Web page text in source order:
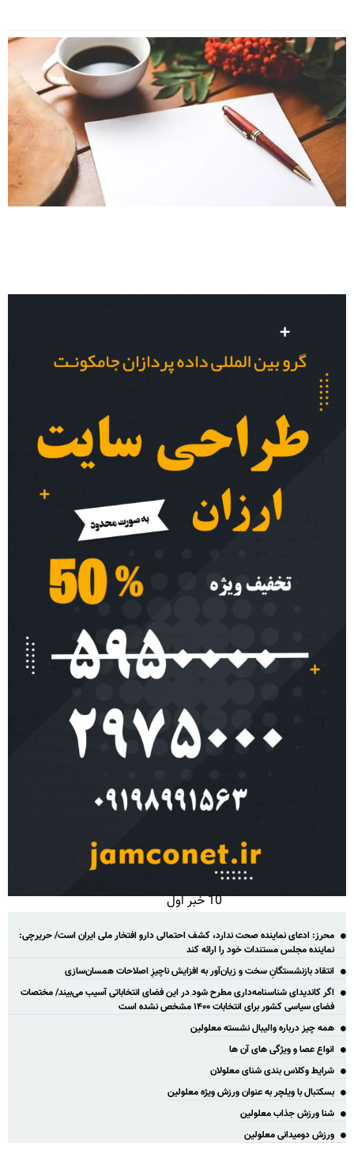
10 خبر اول
محرز: ادعای نماینده صحت ندارد، کشف احتمالی دارو افتخار ملی ایران است/ حریرچی:
نماینده مجلس مستندات خود را ارائه کند
انتقاد بازنشستگانِ سخت و زیان‌آور به افزایش ناچیزِ اصلاحات همسان‌سازی
اگر کاندیدای شناسنامه‌‎داری مطرح شود در این فضای انتخاباتی آسیب می‌بیند/ مختصات
فضای سیاسی کشور برای انتخابات ۱۴۰۰ مشخص نشده است
همه چیز درباره والیبال نشسته معلولین
انواع عصا و ویژگی های آن ها
شرایط وکلاس بندی شنای معلولان
بسکتبال با ویلچر به عنوان ورزش ویژه معلولین
شنا ورزش جذاب معلولین
ورزش دومیدانی معلولین